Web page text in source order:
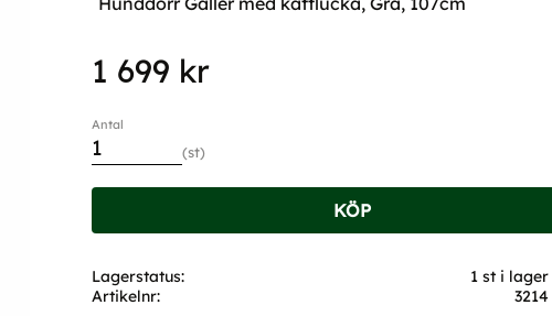
1 699 kr
Antal
st
KÖP
Lagerstatus
1 st i lager
Artikelnr
3214